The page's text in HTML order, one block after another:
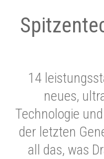
14
neues,
Technologie
der letzten
all das, was